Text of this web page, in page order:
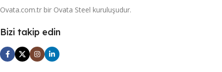
Ovata.com.tr bir Ovata Steel kuruluşudur.
Bizi takip edin